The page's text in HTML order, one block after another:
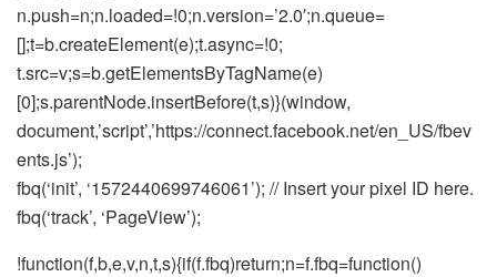
n.push=n;n.loaded=!0;n.version=’2.0′;n.queue=
[];t=b.createElement(e);t.async=!0;
t.src=v;s=b.getElementsByTagName(e)
[0];s.parentNode.insertBefore(t,s)}(window,
document,’script’,’https://connect.facebook.net/en_US/fbev
ents.js’);
fbq(‘init’, ‘1572440699746061’); // Insert your pixel ID here.
fbq(‘track’, ‘PageView’);
!function(f,b,e,v,n,t,s){if(f.fbq)return;n=f.fbq=function()